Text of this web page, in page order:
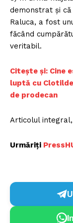
demonstrat și că
Raluca, a fost
făcând
veritabil.
Citește și: Cine
luptă cu
de prodecan
Articolul
Urmăriți P